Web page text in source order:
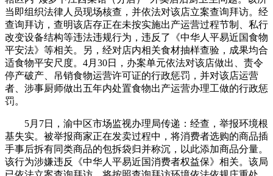
当即组织法律人员现场核查，并依法对该店立案查询拜访。经
查询拜访，查明该店存正在未按实施出产运营过程节制、私行
改变设备结构等违法违规行为，违反了《中华人平易近国食物
平安法》等相关。另，经对店内相关食材抽样查验，成果均合
适食物平安尺度。4月30日，办案单元依法对该店做出、责令
停产破产、吊销食物运营许可证的行政惩罚，并对该店运营
者、涉事厨师做出五年内处置食物出产运营办理工做的行政惩
罚。
5月7日，渝中区市场监视办理局传递：经查，举报环境根
基失实。被举报商家正在发卖过程中，将消费者选购的商品插
手事后拆有同类商品的包拆袋归并称沉，以此添加商品分量。
该行为涉嫌违反《中华人平易近国消费者权益保》相关。该局